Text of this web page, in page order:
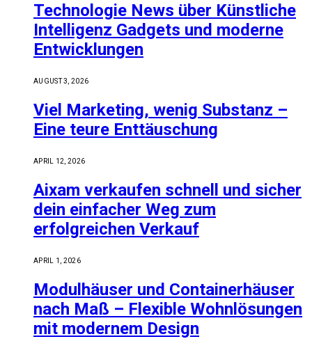
Technologie News über Künstliche
Intelligenz Gadgets und moderne
Entwicklungen
AUGUST 3, 2026
Viel Marketing, wenig Substanz –
Eine teure Enttäuschung
APRIL 12, 2026
Aixam verkaufen schnell und sicher
dein einfacher Weg zum
erfolgreichen Verkauf
APRIL 1, 2026
Modulhäuser und Containerhäuser
nach Maß – Flexible Wohnlösungen
mit modernem Design